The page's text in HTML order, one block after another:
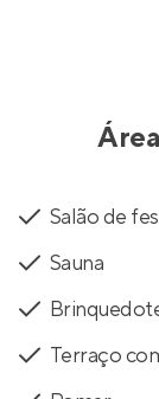
Salão de
Sauna
Terraço